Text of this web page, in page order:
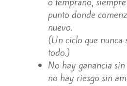
punto donde
nuevo.
(Un ciclo que nunca
todo.)
No hay ganancia sin
no hay riesgo sin